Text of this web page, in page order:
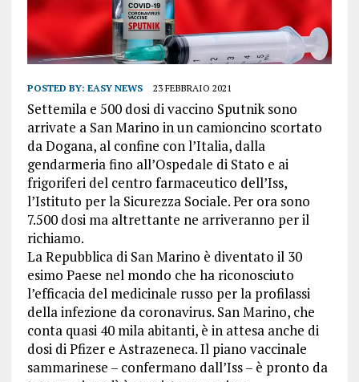
POSTED BY: EASY NEWS 23 FEBBRAIO 2021
Settemila e 500 dosi di vaccino Sputnik sono
arrivate a San Marino in un camioncino scortato
da Dogana, al confine con l’Italia, dalla
gendarmeria fino all’Ospedale di Stato e ai
frigoriferi del centro farmaceutico dell’Iss,
l’Istituto per la Sicurezza Sociale. Per ora sono
7.500 dosi ma altrettante ne arriveranno per il
richiamo.
La Repubblica di San Marino è diventato il 30
esimo Paese nel mondo che ha riconosciuto
l’efficacia del medicinale russo per la profilassi
della infezione da coronavirus. San Marino, che
conta quasi 40 mila abitanti, è in attesa anche di
dosi di Pfizer e Astrazeneca. Il piano vaccinale
sammarinese – confermano dall’Iss – è pronto da